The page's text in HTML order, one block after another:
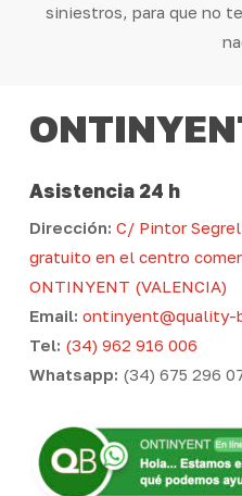
siniestros, para que no
Asistencia 24 h
Dirección: C/ Pintor
gratuito en el centro
ONTINYENT (VALENCIA)
Email: ontinyent@quality-
Tel: (34) 962 916 006
Whatsapp: (34) 675 296